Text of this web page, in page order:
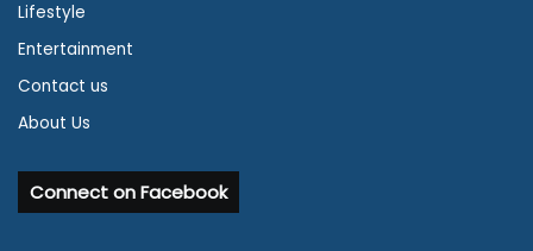
Lifestyle
Entertainment
Contact us
About Us
Connect on Facebook